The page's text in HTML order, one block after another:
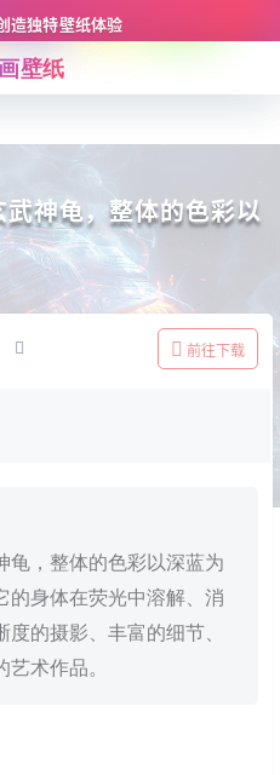
造独特壁纸体验
壁纸
神龟，整体的色彩以
前往下载
龟，整体的色彩以深蓝为
的身体在荧光中溶解、消
的摄影、丰富的细节、
术作品。